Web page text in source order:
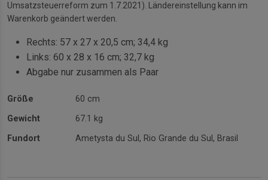
Umsatzsteuerreform zum 1.7.2021). Ländereinstellung kann im
Warenkorb geändert werden.
Rechts: 57 x 27 x 20,5 cm; 34,4 kg
Links: 60 x 28 x 16 cm; 32,7 kg
Abgabe nur zusammen als Paar
Größe
60 cm
Gewicht
67.1 kg
Fundort
Ametysta du Sul, Rio Grande du Sul, Brasil